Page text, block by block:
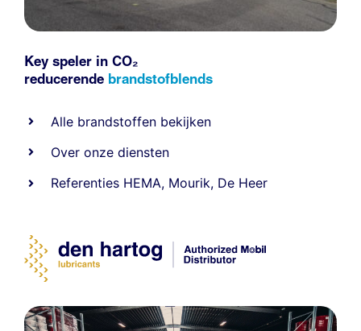
Key speler in CO₂
reducerende brandstofblends
Alle brandstoffen bekijken
Over onze diensten
Referenties HEMA, Mourik, De Heer